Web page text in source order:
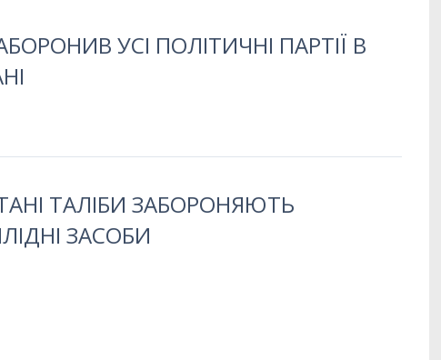
УСІ ПОЛІТИЧНІ ПАРТІЇ В
ТАЛІБИ ЗАБОРОНЯЮТЬ
ЗАСОБИ